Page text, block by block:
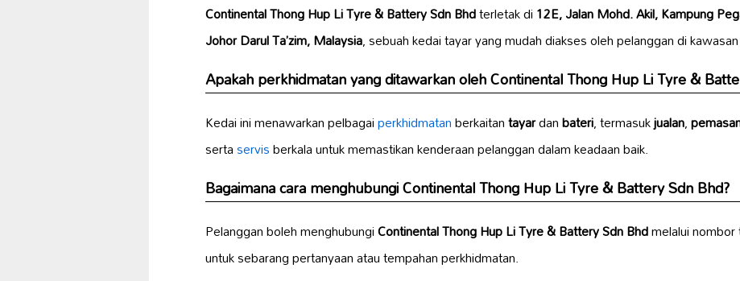
Continental Thong Hup Li Tyre & Battery Sdn Bhdterletak di12E, Jalan Mohd. Akil, Kampung
Johor Darul Ta’zim, Malaysia, sebuah kedai tayar yang mudah diakses oleh pelanggan di
Apakah perkhidmatan yang ditawarkan oleh Continental Thong Hup Li Tyre &
Kedai ini menawarkan pelbagaiperkhidmatanberkaitantayardanbateri, termasukjualan,
sertaservisberkala untuk memastikan kenderaan pelanggan dalam keadaan baik.
Bagaimana cara menghubungi Continental Thong Hup Li Tyre & Battery Sdn Bhd?
Pelanggan boleh menghubungiContinental Thong Hup Li Tyre & Battery Sdn Bhdmelalui
untuk sebarang pertanyaan atau tempahan perkhidmatan.